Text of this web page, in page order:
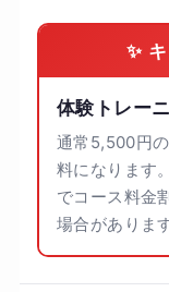
✨
体験トレー
通常5,500円
料になります
でコース料金
場合があります